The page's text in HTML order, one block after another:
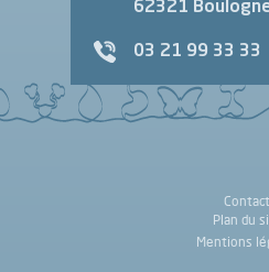
62321
03 21 99 33 33
Contact
Plan du
Mentions